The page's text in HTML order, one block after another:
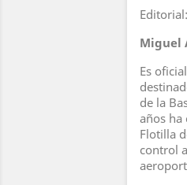
Miguel
Es
de la
años ha
Flotilla
control